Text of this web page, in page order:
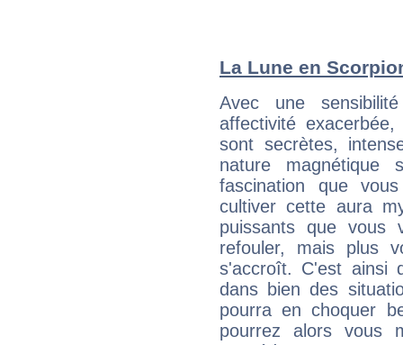
La Lune en
Avec une
affectivité
sont secrètes,
nature magnétique
fascination que
cultiver cette aura
puissants que vous
refouler, mais plus
s'accroît. C'est ainsi
dans bien des
pourra en choquer
pourrez alors vous